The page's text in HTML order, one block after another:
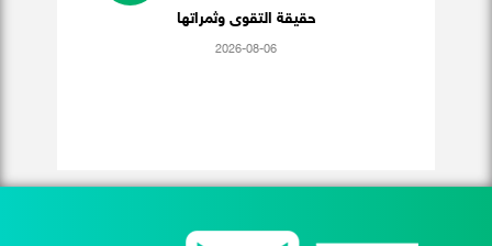
حقيقة التقوى وثمراتها
2026-08-06